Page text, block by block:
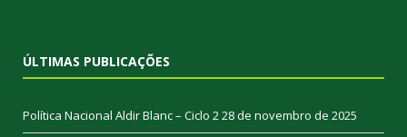
ÚLTIMAS PUBLICAÇÕES
Política Nacional Aldir Blanc – Ciclo 228 de novembro de 2025